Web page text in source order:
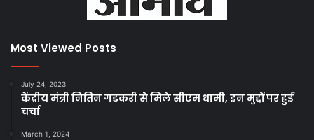
Most Viewed Posts
July 24, 2023
केंद्रीय मंत्री नितिन गडकरी से मिले सीएम धामी, इन मुद्दों पर हुई
चर्चा
March 1, 2024